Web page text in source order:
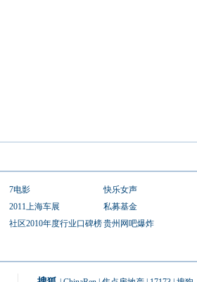
7电影 快乐女声
2011上海车展 私募基金
社区2010年度行业口碑榜贵州网吧爆炸